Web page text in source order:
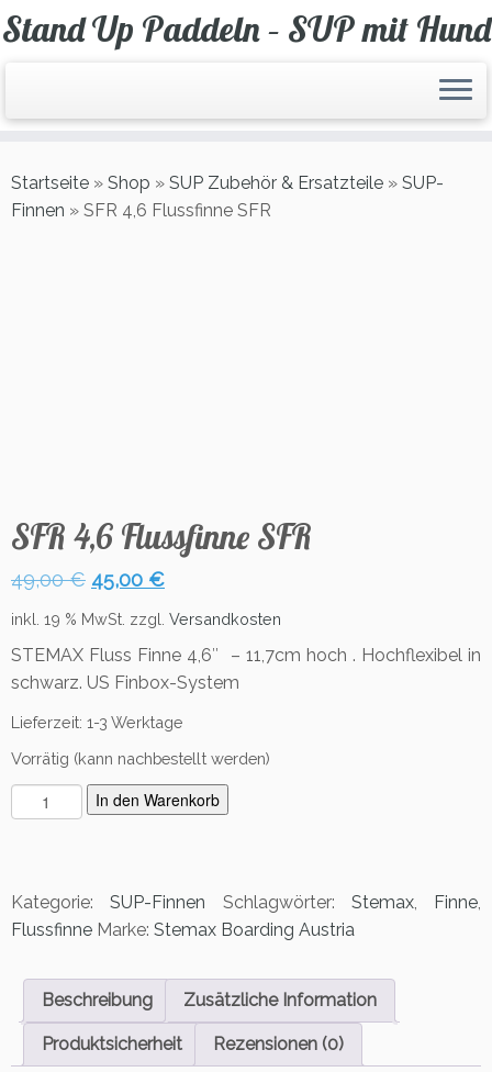
Zum
Inhalt
Stand Up Paddeln – SUP mit Hund
Startseite » Shop » SUP Zubehör & Ersatzteile » SUP-
Finnen » SFR 4,6 Flussfinne SFR
SFR 4,6 Flussfinne SFR
49,00€ Ursprünglicher
49,00 €
45,00 €Aktueller
45,00 €.
inkl. 19 % MwSt. zzgl. Versandkosten
STEMAX Fluss Finne 4,6″ – 11,7cm hoch . Hochflexibel in
schwarz. US Finbox-System
Lieferzeit: 1-3 Werktage
Vorrätig (kann nachbestellt werden)
F
6
l
i
In den Warenkorb
Kategorie:SUP-Finnen Schlagwörter: Stemax, Finne,
Flussfinne Marke: Stemax Boarding Austria
Beschreibung Zusätzliche Information
Produktsicherheit Rezensionen (0)